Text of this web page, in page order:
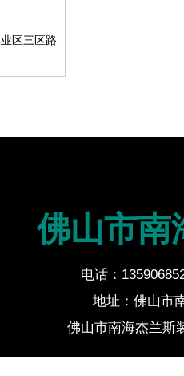
区三区路
佛山市南
电话：
地址：佛山市
佛山市南海杰兰